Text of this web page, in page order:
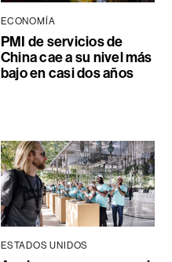
ECONOMÍA
PMI de servicios de
China cae a su nivel más
bajo en casi dos años
ESTADOS UNIDOS